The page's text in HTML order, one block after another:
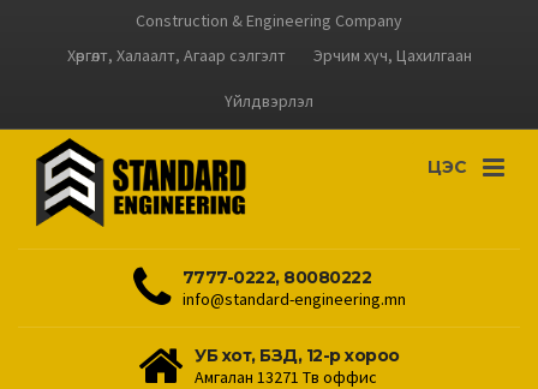
Construction & Engineering Company
Хөргөлт, Халаалт, Агаар сэлгэлт
Эрчим хүч, Цахилгаан
Үйлдвэрлэл
ЦЭС
7777-0222, 80080222
info@standard-engineering.mn
УБ хот, БЗД, 12-р хороо
Амгалан 13271 Төв оффис